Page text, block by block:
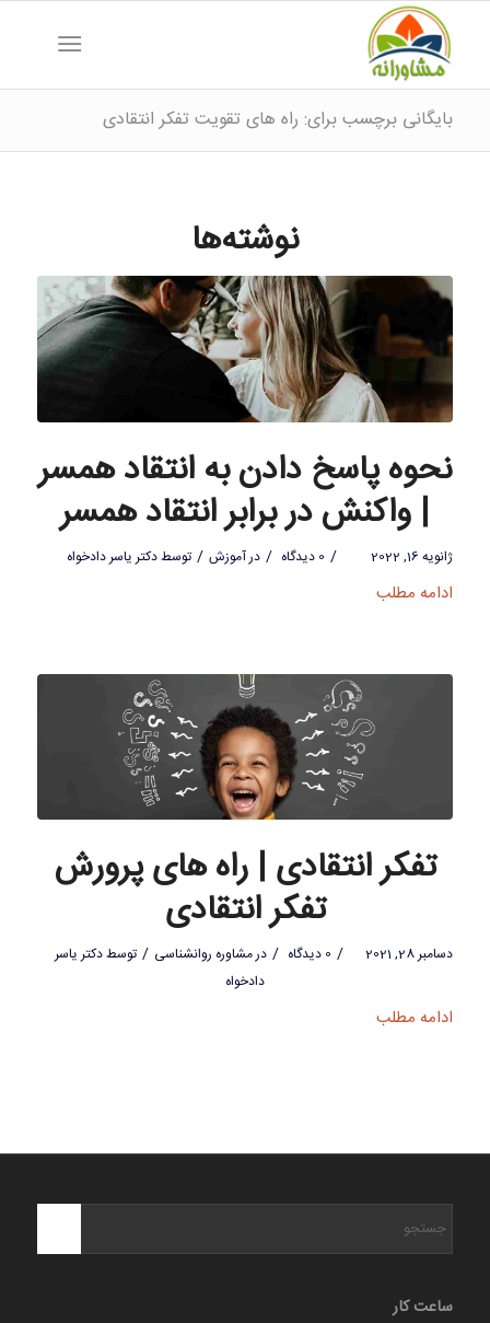
بایگانی برچسب برای: راه های تقویت تفکر انتقادی
نوشته‌ها
نحوه پاسخ دادن به انتقاد همسر
| واکنش در برابر انتقاد همسر
ژانویه 16, 2022 / 0 دیدگاه / درآموزش / توسطدکتر یاسر دادخواه
ادامه مطلب
تفکر انتقادی | راه های پرورش
تفکر انتقادی
دسامبر 28, 2021 / 0 دیدگاه / درمشاوره روانشناسی / توسطدکتر یاسر
دادخواه
ادامه مطلب
ساعت کار